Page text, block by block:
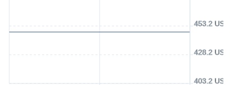
403.2 USD
428.2 USD
453.2 USD